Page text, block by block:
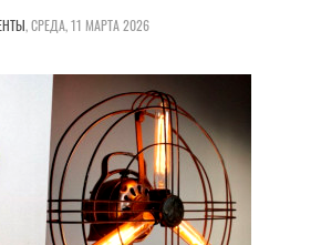
,СРЕДА, 11 МАРТА 2026